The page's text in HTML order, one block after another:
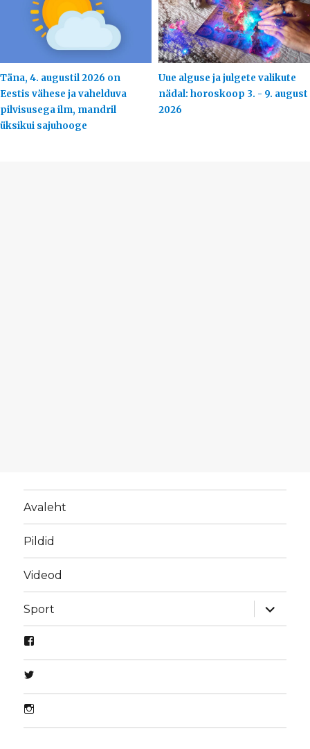
Täna, 4. augustil 2026 on
Eestis vähese ja vahelduva
pilvisusega ilm, mandril
üksikui sajuhooge
Uue alguse ja julgete valikute
nädal: horoskoop 3. - 9. august
2026
Avaleht
Pildid
Videod
Sport
laienda